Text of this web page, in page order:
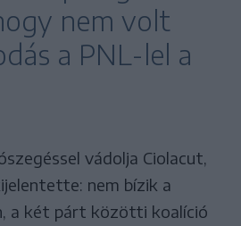
nem volt
a PNL-lel a
vádolja Ciolacut,
nem bízik a
a két párt közötti koalíció